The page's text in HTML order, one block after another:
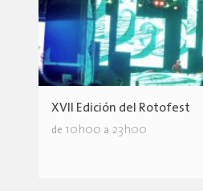
XVII Edición del Rotofest
de 10h00 a 23h00